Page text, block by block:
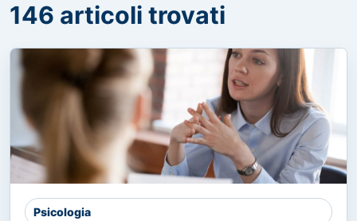
146 articoli trovati
Psicologia